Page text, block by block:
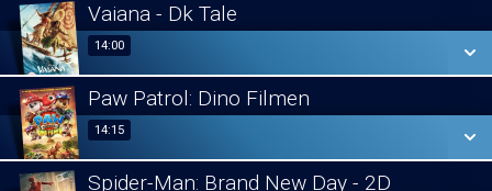
Vaiana - Dk Tale
14:00
SE ALLE DAGE
LÆS MERE
Paw Patrol: Dino Filmen
14:15
Spider-Man: Brand New Day - 2D